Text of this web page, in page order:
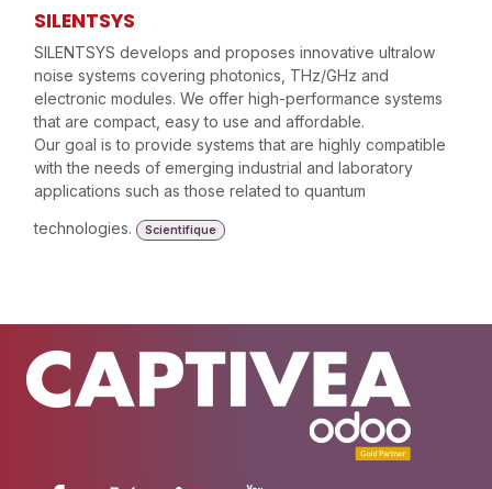
SILENTSYS
SILENTSYS develops and proposes innovative ultralow
noise systems covering photonics, THz/GHz and
electronic modules. We offer high-performance systems
that are compact, easy to use and affordable.
Our goal is to provide systems that are highly compatible
with the needs of emerging industrial and laboratory
applications such as those related to quantum
technologies.
Scientifique